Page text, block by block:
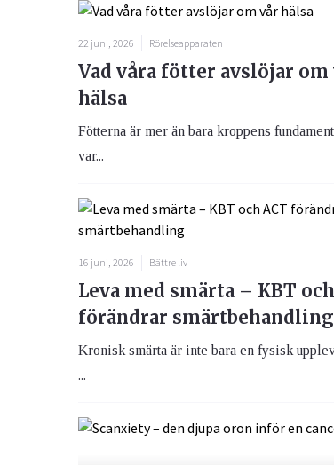
22 juni, 2026 Rörelseapparaten
Vad våra fötter avslöjar om
hälsa
Fötterna är mer än bara kroppens
var...
16 juni, 2026 Bättre liv
Leva med smärta – KBT
förändrar smärtbehandling
Kronisk smärta är inte bara en fysisk
...